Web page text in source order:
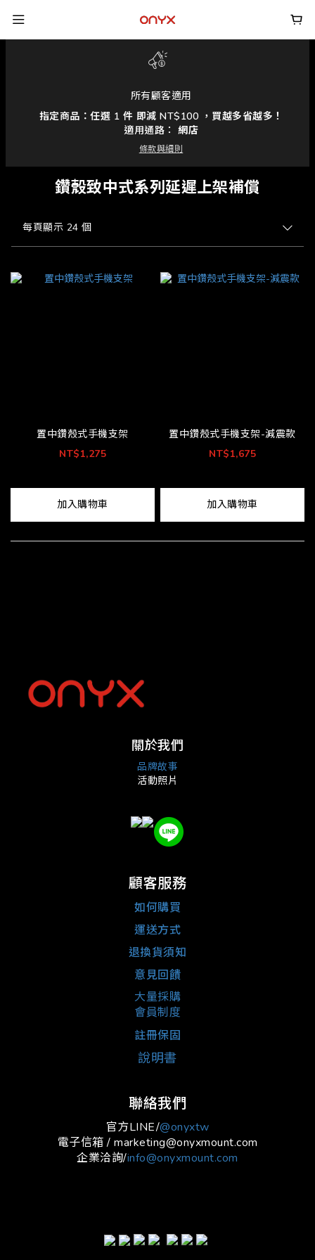
所有顧客適用
指定商品：任選 1 件 即減 NT$100 ，買越多省越多！
適用通路： 網店
條款與細則
鑽殼致中式系列延遲上架補償
每頁顯示 24 個
置中鑽殼式手機支架
NT$1,275
加入購物車
置中鑽殼式手機支架-減震款
NT$1,675
加入購物車
關於我們
品牌故事
活動照片
顧客服務
如何購買
運送方式
退換貨須知
意見回饋
大量採購
會員制度
註冊保固
說明書
聯絡我們
官方LINE/@onyxtw
電子信箱 / marketing@onyxmount.com
企業洽詢/info@onyxmount.com